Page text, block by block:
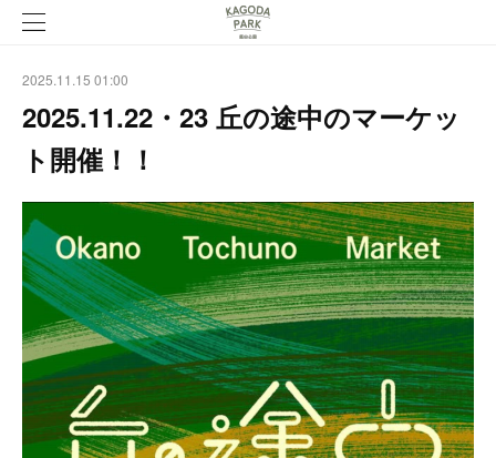
2025.11.15 01:00
2025.11.22・23 丘の途中のマーケッ
ト開催！！